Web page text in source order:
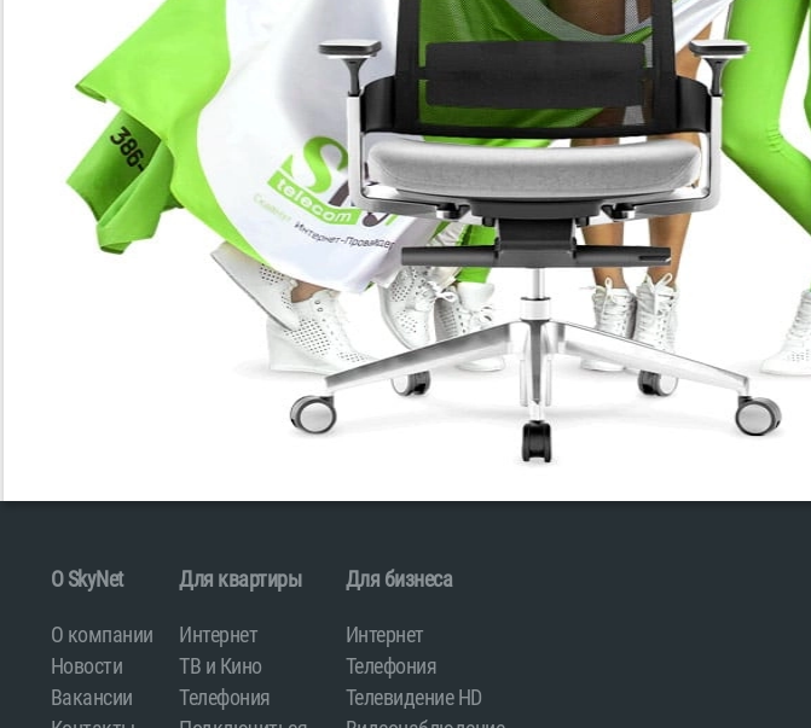
O SkyNet
О компании
Новости
Вакансии
Для квартиры
Интернет
ТВ и Кино
Телефония
Для бизнеса
Интернет
Телефония
Телевидение HD